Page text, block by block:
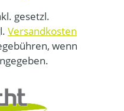
gesetzl.
Versandkosten
wenn